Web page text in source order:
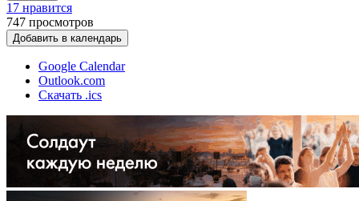
17 нравится
747 просмотров
Добавить в календарь
Google Calendar
Outlook.com
Скачать .ics